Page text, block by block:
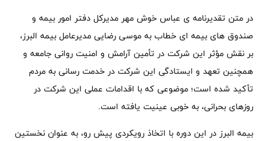
در متن تقدیرنامه ی عباس خوش مهر مدیرکل دفتر امور بیمه و
صندوق های بیمه ای خطاب به موسی رضایی مدیرعامل بیمه البرز،
بر نقش مؤثر این شرکت در تأمین آرامش و امنیت روانی جامعه و
همچنین تعهد و ایستادگی این شرکت در خدمت رسانی به مردم
تأکید شده است؛ موضوعی که با اقدامات عملی این شرکت در
روزهای بحرانی، به خوبی عینیت یافته است.
بیمه البرز در این دوره با اتخاذ رویکردی پیش رو، به عنوان نخستین